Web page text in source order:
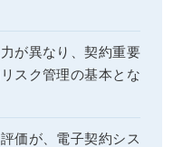
が異なり、契約重要
スク管理の基本とな
価が、電子契約シス